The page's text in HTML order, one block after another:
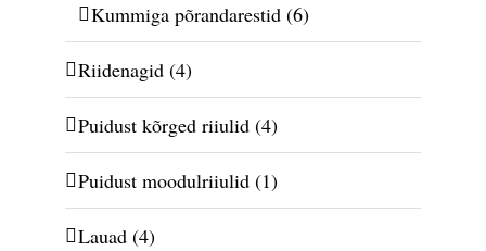
Kummiga põrandarestid (6)
Riidenagid (4)
Puidust kõrged riiulid (4)
Puidust moodulriiulid (1)
Lauad (4)